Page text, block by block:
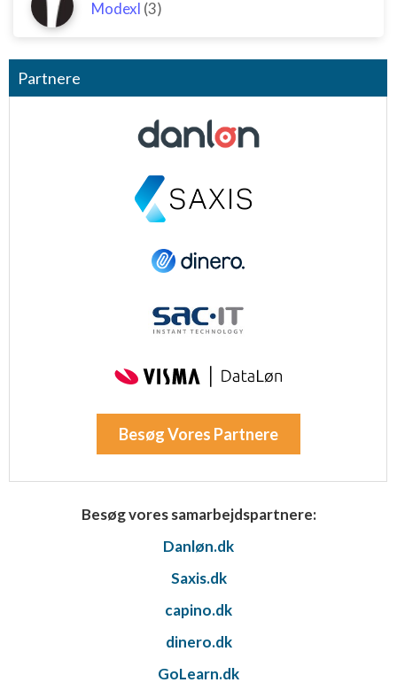
Modexl (3)
Partnere
Besøg Vores Partnere
Besøg vores samarbejdspartnere:
Danløn.dk
Saxis.dk
capino.dk
dinero.dk
GoLearn.dk